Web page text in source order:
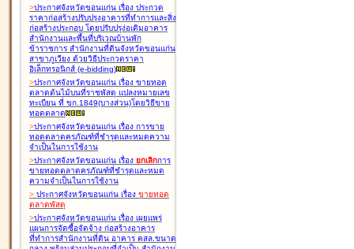
>ประกาศจังหวัดขอนแก่น เรื่อง ประกวด
ราคาก่อสร้างปรับปรุงอาคารที่ทำการและสิ่ง
ก่อสร้างประกอบ โดยปรับปรุง่อเติมอาคาร
สำนักงานและพื้นที่บริเวณบ้านพัก
ข้าราชการ สำนักงานที่ดินจังหวัดขอนแก่น
สาขาภูเวียง ด้วยวิธีประกวดราคา
อิเล็กทรอนิกส์ (e-bidding)
>ประกาศจังหวัดขอนแก่น เรื่อง ขายทอด
ตลาดต้นไม้บนที่ราชพัสดุ แปลงหมายเลข
ทะเบียน ที่ ขก.1849(บางส่วน)โดยวิธีขาย
ทอดตลาด
>ประกาศจังหวัดขอนแก่น เรื่อง การขาย
ทอดตลาดครุภัณฑ์ที่ชำรุดและหมดความ
จำเป็นในการใช้งาน
>ประกาศจังหวัดขอนแก่น เรื่อง ยกเลิกการ
ขายทอดตลาดครุภัณฑ์ที่ชำรุดและหมด
ความจำเป็นในการใช้งาน
> ประกาศจังหวัดขอนแก่น เรื่อง ขายทอด
ตลาดพัสดุ
>ประกาศจังหวัดขอนแก่น เรื่อง เผยแพร่
แผนการจัดซื้อจัดจ้าง ก่อสร้างอาคาร
ที่ทำการสำนักงานที่ดิน อาคาร คสล.ขนาด